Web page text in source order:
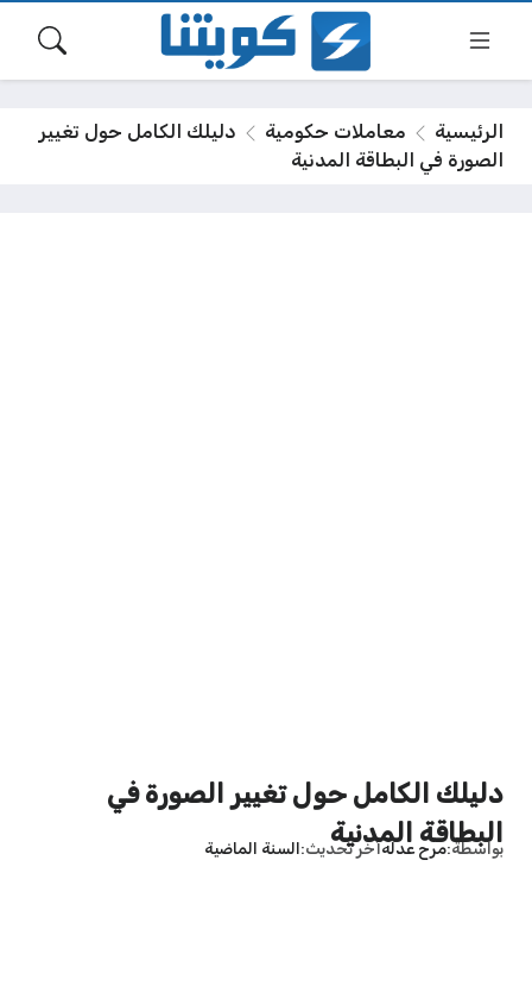
الرئيسية معاملات حكومية
دليلك الكامل حول تغيير
الصورة في البطاقة المدنية
دليلك الكامل حول تغيير الصورة في
البطاقة المدنية
بواسطة مرح عدلهآخر تحديث السنة الماضية